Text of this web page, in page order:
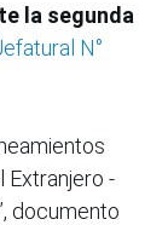
la segunda
N°
Extranjero -
documento